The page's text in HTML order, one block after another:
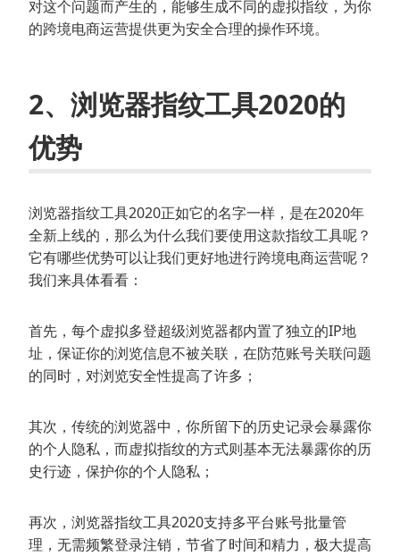
对这个问题而产生的，能够生成不同的虚拟指纹，为你
的跨境电商运营提供更为安全合理的操作环境。
2、浏览器指纹工具2020的
优势
浏览器指纹工具2020正如它的名字一样，是在2020年
全新上线的，那么为什么我们要使用这款指纹工具呢？
它有哪些优势可以让我们更好地进行跨境电商运营呢？
我们来具体看看：
首先，每个虚拟多登超级浏览器都内置了独立的IP地
址，保证你的浏览信息不被关联，在防范账号关联问题
的同时，对浏览安全性提高了许多；
其次，传统的浏览器中，你所留下的历史记录会暴露你
的个人隐私，而虚拟指纹的方式则基本无法暴露你的历
史行迹，保护你的个人隐私；
再次，浏览器指纹工具2020支持多平台账号批量管
理，无需频繁登录注销，节省了时间和精力，极大提高